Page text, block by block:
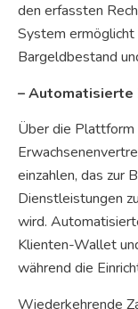
den erfassten
System ermöglicht
Bargeldbestand
– Automatisierte
Über die Plattform
einzahlen, das zur
Dienstleistungen
wird.
Klienten-Wallet
während die
Wiederkehrende